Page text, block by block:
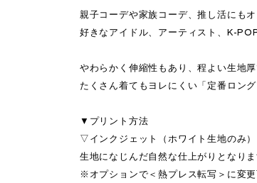
親子コーデや家族コーデ、推し活にも
好きなアイドル、アーティスト、K-
やわらかく伸縮性もあり、程よい生地
たくさん着てもヨレにくい「定番ロン
▼プリント方法
▽インクジェット（ホワイト生地のみ）
生地になじんだ自然な仕上がりとなりま
※オプションで＜熱プレス転写＞に変